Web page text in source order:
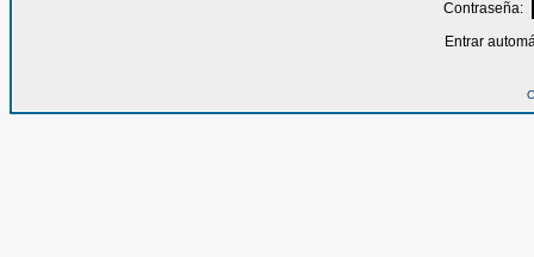
Contraseña:
Entrar